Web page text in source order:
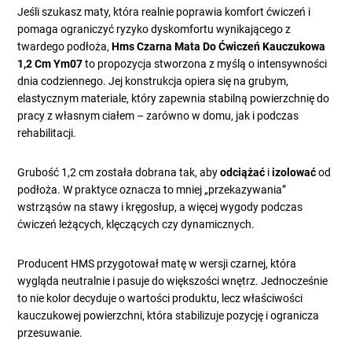
Jeśli szukasz maty, która realnie poprawia komfort ćwiczeń i
pomaga ograniczyć ryzyko dyskomfortu wynikającego z
twardego podłoża,Hms Czarna Mata Do Ćwiczeń Kauczukowa
1,2 Cm Ym07to propozycja stworzona z myślą o intensywności
dnia codziennego. Jej konstrukcja opiera się na grubym,
elastycznym materiale, który zapewnia stabilną powierzchnię do
pracy z własnym ciałem – zarówno w domu, jak i podczas
rehabilitacji.
Grubość 1,2 cm została dobrana tak, abyodciążać iizolowaćod
podłoża. W praktyce oznacza to mniej „przekazywania”
wstrząsów na stawy i kręgosłup, a więcej wygody podczas
ćwiczeń leżących, klęczących czy dynamicznych.
Producent HMS przygotował matę w wersji czarnej, która
wygląda neutralnie i pasuje do większości wnętrz. Jednocześnie
to nie kolor decyduje o wartości produktu, lecz właściwości
kauczukowej powierzchni, która stabilizuje pozycję i ogranicza
przesuwanie.